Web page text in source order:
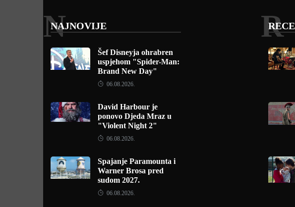
NAJNOVIJE
N
Šef Disneyja ohrabren
uspjehom "Spider-Man:
Brand New Day"
06.08.2026.
David Harbour je
ponovo Djeda Mraz u
"Violent Night 2"
06.08.2026.
Spajanje Paramounta i
Warner Brosa pred
sudom 2027.
06.08.2026.
R